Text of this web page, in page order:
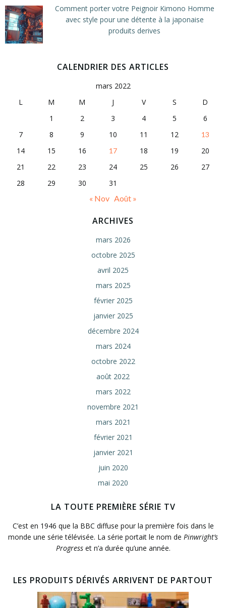
Comment porter votre Peignoir Kimono Homme
avec style pour une détente à la japonaise
produits derives
CALENDRIER DES ARTICLES
mars 2022
L
M M J V S
D
1
2 3 4 5
6
7
8 9 10 11 12 13
14 15 16 17 18 19
20
21
22 23 24 25 26
27
28
29 30
31
« Nov Août »
ARCHIVES
mars 2026
octobre 2025
avril 2025
mars 2025
février 2025
janvier 2025
décembre 2024
mars 2024
octobre 2022
août 2022
mars 2022
novembre 2021
mars 2021
février 2021
janvier 2021
juin 2020
mai 2020
LA TOUTE PREMIÈRE SÉRIE TV
C’est en 1946 que la BBC diffuse pour la première fois dans le
monde une série télévisée. La série portait le nom de Pinwright’s
Progresset n’a durée qu’une année.
LES PRODUITS DÉRIVÉS ARRIVENT DE PARTOUT